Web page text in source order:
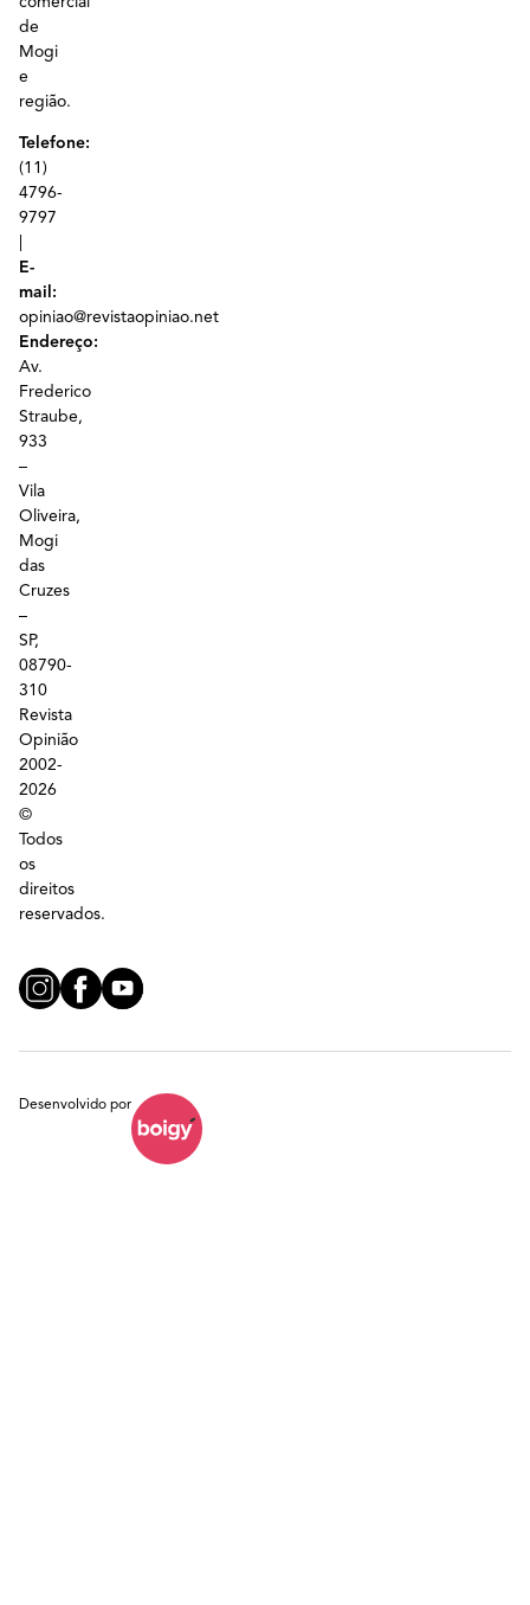
de
Mogi
e
região.
Telefone:
(11)
4796-
9797
E-
mail:
opiniao@revistaopiniao.net
Endereço:
Av.
Frederico
Straube,
933
–
Vila
Oliveira,
Mogi
das
Cruzes
–
SP,
08790-
310
Revista
Opinião
2002-
2026
©
Todos
os
direitos
reservados.
Desenvolvido por